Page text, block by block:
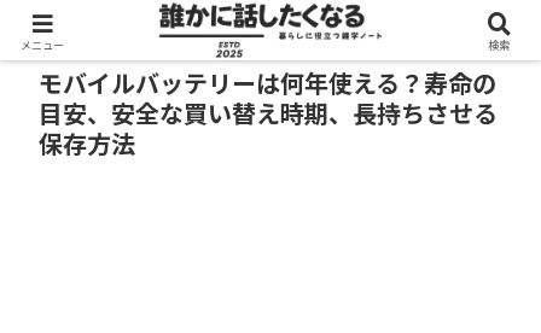
モバイルバッテリーは何年使える？寿命の
目安、安全な買い替え時期、長持ちさせる
保存方法
メニュー 検索